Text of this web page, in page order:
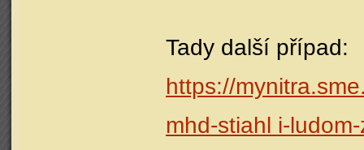
Tady další případ:
https://
mhd-stiahl i-